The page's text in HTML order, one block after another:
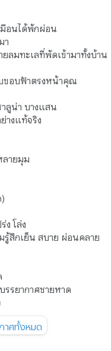
อนได้พักผ่อน
า
ลมทะเลที่พัดเข้ามาทั้งบ้าน
ขอบฟ้าตรงหน้าคุณ
ลูน่า บางแสน
างแท้จริง
ลายมุม
ง โล่ง
รู้สึกเย็น สบาย ผ่อนคลาย
รรยากาศชายหาด
านที่เต็มไปด้วยแสงธรรมชาติ
าศทั้งหมด